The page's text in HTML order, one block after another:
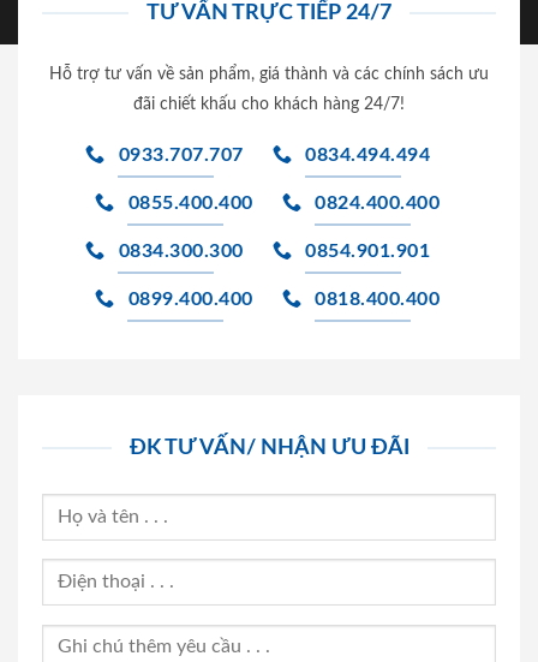
TƯ VẤN TRỰC TIẾP 24/7
Hỗ trợ tư vấn về sản phẩm, giá thành và các chính sách ưu
đãi chiết khấu cho khách hàng 24/7!
0933.707.707 0834.494.494
0855.400.400 0824.400.400
0834.300.300 0854.901.901
0899.400.400 0818.400.400
ĐK TƯ VẤN/ NHẬN ƯU ĐÃI